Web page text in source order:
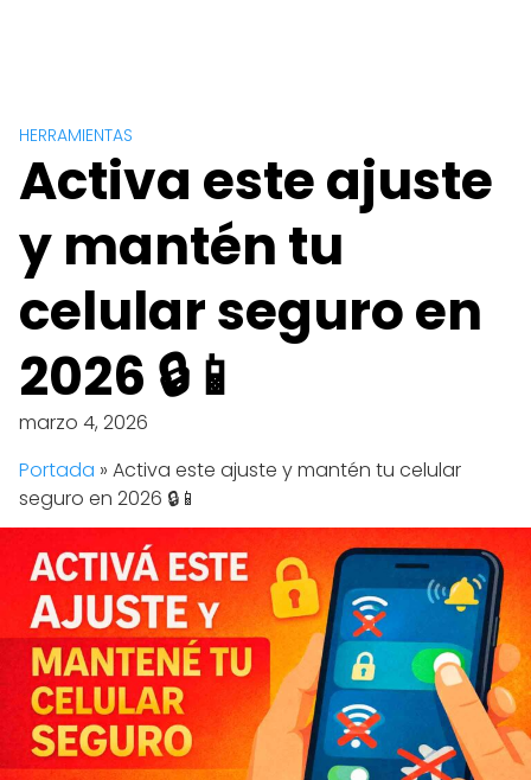
HERRAMIENTAS
Activa este ajuste
y mantén tu
celular seguro en
2026 🔒📱
marzo 4, 2026
Portada » Activa este ajuste y mantén tu celular
seguro en 2026 🔒📱